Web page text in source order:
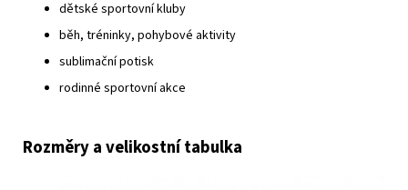
dětské sportovní kluby
běh, tréninky, pohybové aktivity
sublimační potisk
rodinné sportovní akce
Rozměry a velikostní tabulka